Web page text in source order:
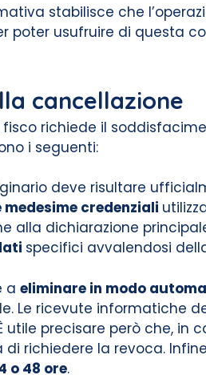
stabilisce che
poter usufruire di questa
cancellazione
richiede il
i seguenti:
deve risultare
medesime credenziali
alla dichiarazione
specifici avvalendosi
a eliminare in modo
Le ricevute informatiche
precisare però che, in
richiedere la revoca.
o 48 ore.